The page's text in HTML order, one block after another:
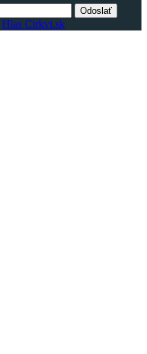
Odoslať
Hlas Cirkvi.sk